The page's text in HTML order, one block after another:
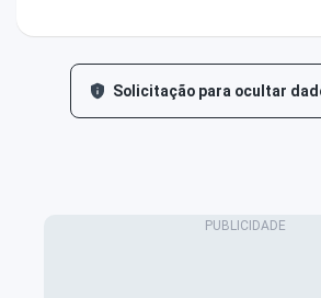
Solicitação para ocultar